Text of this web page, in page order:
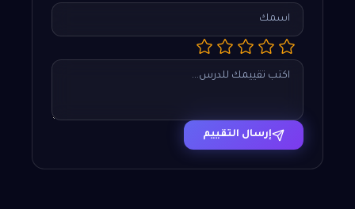
إرسال التقييم